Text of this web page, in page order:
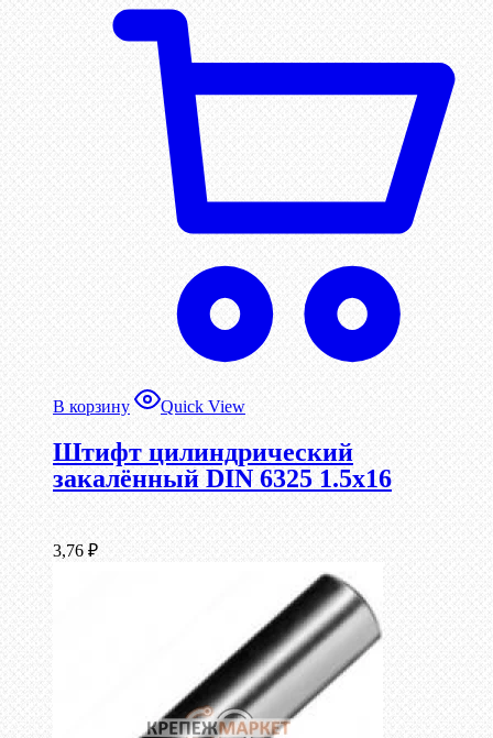
В корзину Quick View
Штифт цилиндрический
закалённый DIN 6325 1.5х16
3,76 ₽